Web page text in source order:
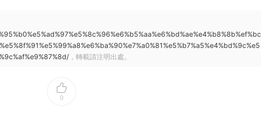
，轉載請注明出處。
0